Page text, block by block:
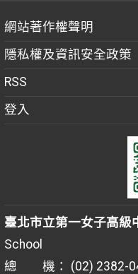
網站著作權聲明
隱私權及資訊安全政策
RSS
登入
臺北市立第一女子高級
School
總 機： (02) 2382-